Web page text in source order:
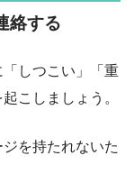
絡する
しつこい」「重
こしましょう。
を持たれないた